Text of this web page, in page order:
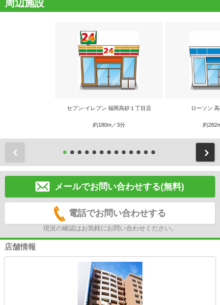
周辺施設
セブン‐イレブン 福岡高砂１丁目店
約180m／3分
ローソン
約
メールでお問い合わせする(無料)
電話でお問い合わせする
現況の確認はお気軽にお問い合わせください。
店舗情報